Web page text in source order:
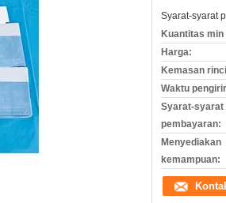
Syarat-syarat
Kuantitas min
Harga:
Kemasan
Waktu
Syarat-syarat
pembayaran:
Menyediakan
kemampuan: